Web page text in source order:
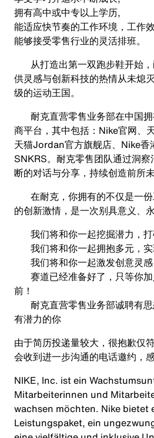
拥有高中或中专以上学历,
能适应快节奏的工作环境，工作
能够接受零售行业的灵活排班。
从打造出第一双跑步鞋开始，
供灵感与创新科技的热情从未熄
级的运动王国。
耐克直营零售业务部在中国
商平台，其中包括：Nike官网、
天猫Jordan官方旗舰店、Nike香
SNKRS。耐克零售团队通过洞
断的对话与分享，持续创造前所
在耐克，你拥有的不仅是一份
的创新激情，是一次别具意义、
我们将和你一起挖掘潜力，打
我们将和你一起拥抱多元，实
我们将和你一起激发创意灵感
赛道已经准备好了，只等你加
前！
耐克直营零售业务部诚聘有思
有潜力的你
由于简历投递量较大，很抱歉仅
会收到进一步沟通的电话邀约，
NIKE, Inc. ist ein
Mitarbeiterinnen und
wachsen möchten. Nike bietet
Leistungspaket, ein